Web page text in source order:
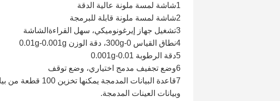
1شاشة لمسة ملونة عالية الدقة
2شاشة لمسة ملونة قابلة للبرمجة
3تشغيل جهاز إيرغونوميكي، سهل القراءة
الشاشة
4نطاق القياس 0-300g، دقة الوزن 0.01g-0.001g
5دقة الرطوبة 0.01-0.001g
6وضع تجفيف مدمج اختياري، وضع توقف
وبيانات العينات المدمجة.